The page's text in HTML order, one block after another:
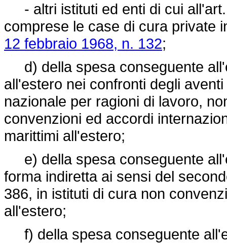
- altri istituti ed enti di cui
comprese le case di cura private
12 febbraio 1968, n. 132;
d) della spesa conseguente
all'estero nei confronti degli
nazionale per ragioni di lavoro,
convenzioni ed accordi
marittimi all'estero;
e) della spesa conseguente
forma indiretta ai sensi del
386, in istituti di cura non
all'estero;
f) della spesa conseguente